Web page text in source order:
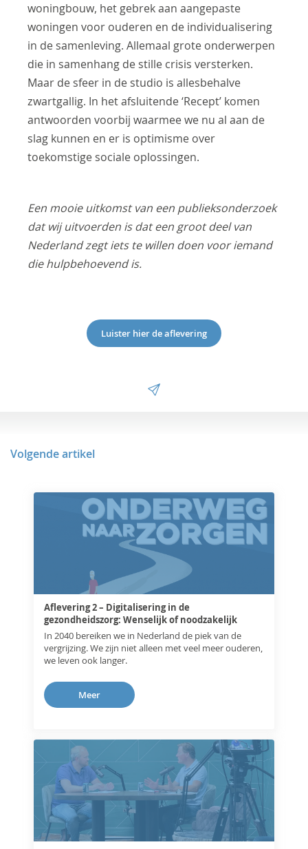
woningbouw, het gebrek aan aangepaste
woningen voor ouderen en de individualisering
in de samenleving. Allemaal grote onderwerpen
die in samenhang de stille crisis versterken.
Maar de sfeer in de studio is allesbehalve
zwartgallig. In het afsluitende ‘Recept’ komen
antwoorden voorbij waarmee we nu al aan de
slag kunnen en er is optimisme over
toekomstige sociale oplossingen.
Een mooie uitkomst van een publieksonderzoek
dat wij uitvoerden is dat een groot deel van
Nederland zegt iets te willen doen voor iemand
die hulpbehoevend is.
Luister hier de aflevering
Volgende artikel
Aflevering 2 – Digitalisering in de
gezondheidszorg: Wenselijk of noodzakelijk
In 2040 bereiken we in Nederland de piek van de
vergrijzing. We zijn niet alleen met veel meer ouderen,
we leven ook langer.
Meer